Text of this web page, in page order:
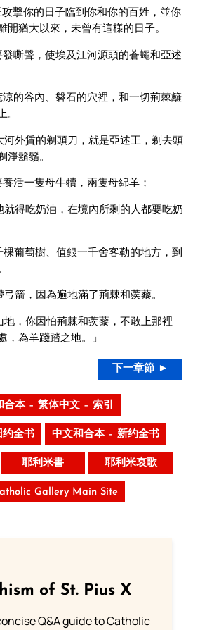
擊你的日子臨到你和你的百姓，並你
開猶大以來，未曾有這樣的日子。
發嘶聲，使埃及江河源頭的蒼蠅和亞述
的谷內、磐石的穴裡，和一切荊棘籬
河外賃的剃頭刀，就是亞述王，剃去頭
鬍鬚。
養活一隻母牛犢，兩隻母綿羊；
就得吃奶油，在境內所剩的人都要吃奶
棵葡萄樹、值銀一千舍客勒的地方，到
箭，因為遍地滿了荊棘和蒺藜。
地，你因怕荊棘和蒺藜，不敢上那裡
為羊踐踏之地。」
下一章節 ►
合本 – 繁体中文 – 索引
约全书 中文和合本 – 新约全书
耶利米書 耶利米哀歌
Gallery Main Site
of St. Pius X
Q&A guide to Catholic